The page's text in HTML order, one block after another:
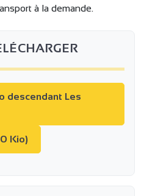
à la demande.
descendant Les
Kio)